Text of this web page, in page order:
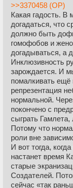
>>3370458 (OP)
Какая гадость. В
догадаться, что
должно быть
гомофобов и
догадываться, а
Инклюзивность
зарождается. И
помалкивать ещё
репрезентация
нормальной.
покончено с
сыграть
Потому что
роли вне
И вот тогда,
настанет время
старые
Создателей.
сейчас «так